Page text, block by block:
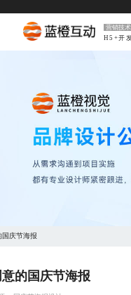
营销技
H5+开
庆节海报
的国庆节海报